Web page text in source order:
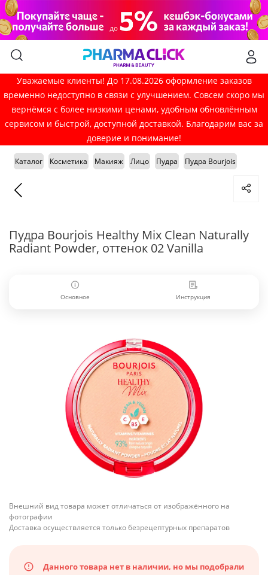
Уважаемые клиенты! До 17.08.2026 оформление заказов
временно недоступно в связи с улучшением. Совсем скоро мы
вернёмся с более низкими ценами, удобным обновлённым
сервисом и быстрой, доступной доставкой. Благодарим вас за
доверие и понимание!
Каталог Косметика Макияж Лицо Пудра Пудра Bourjois
Пудра Bourjois Healthy Mix Clean Naturally
Radiant Powder, оттенок 02 Vanilla
Основное Инструкция
Внешний вид товара может отличаться от изображённого на
фотографии
Доставка осуществляется только безрецептурных препаратов
Данного товара нет в наличии, но мы подобрали